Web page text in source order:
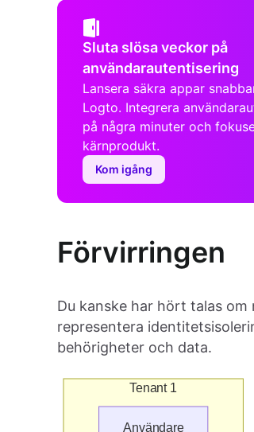
Sluta slösa veckor på
användarautentisering
Lansera säkra appar
Logto. Integrera
på några minuter och
kärnprodukt.
Kom igång
Förvirringen
Du kanske har hört talas
representera
behörigheter och data.